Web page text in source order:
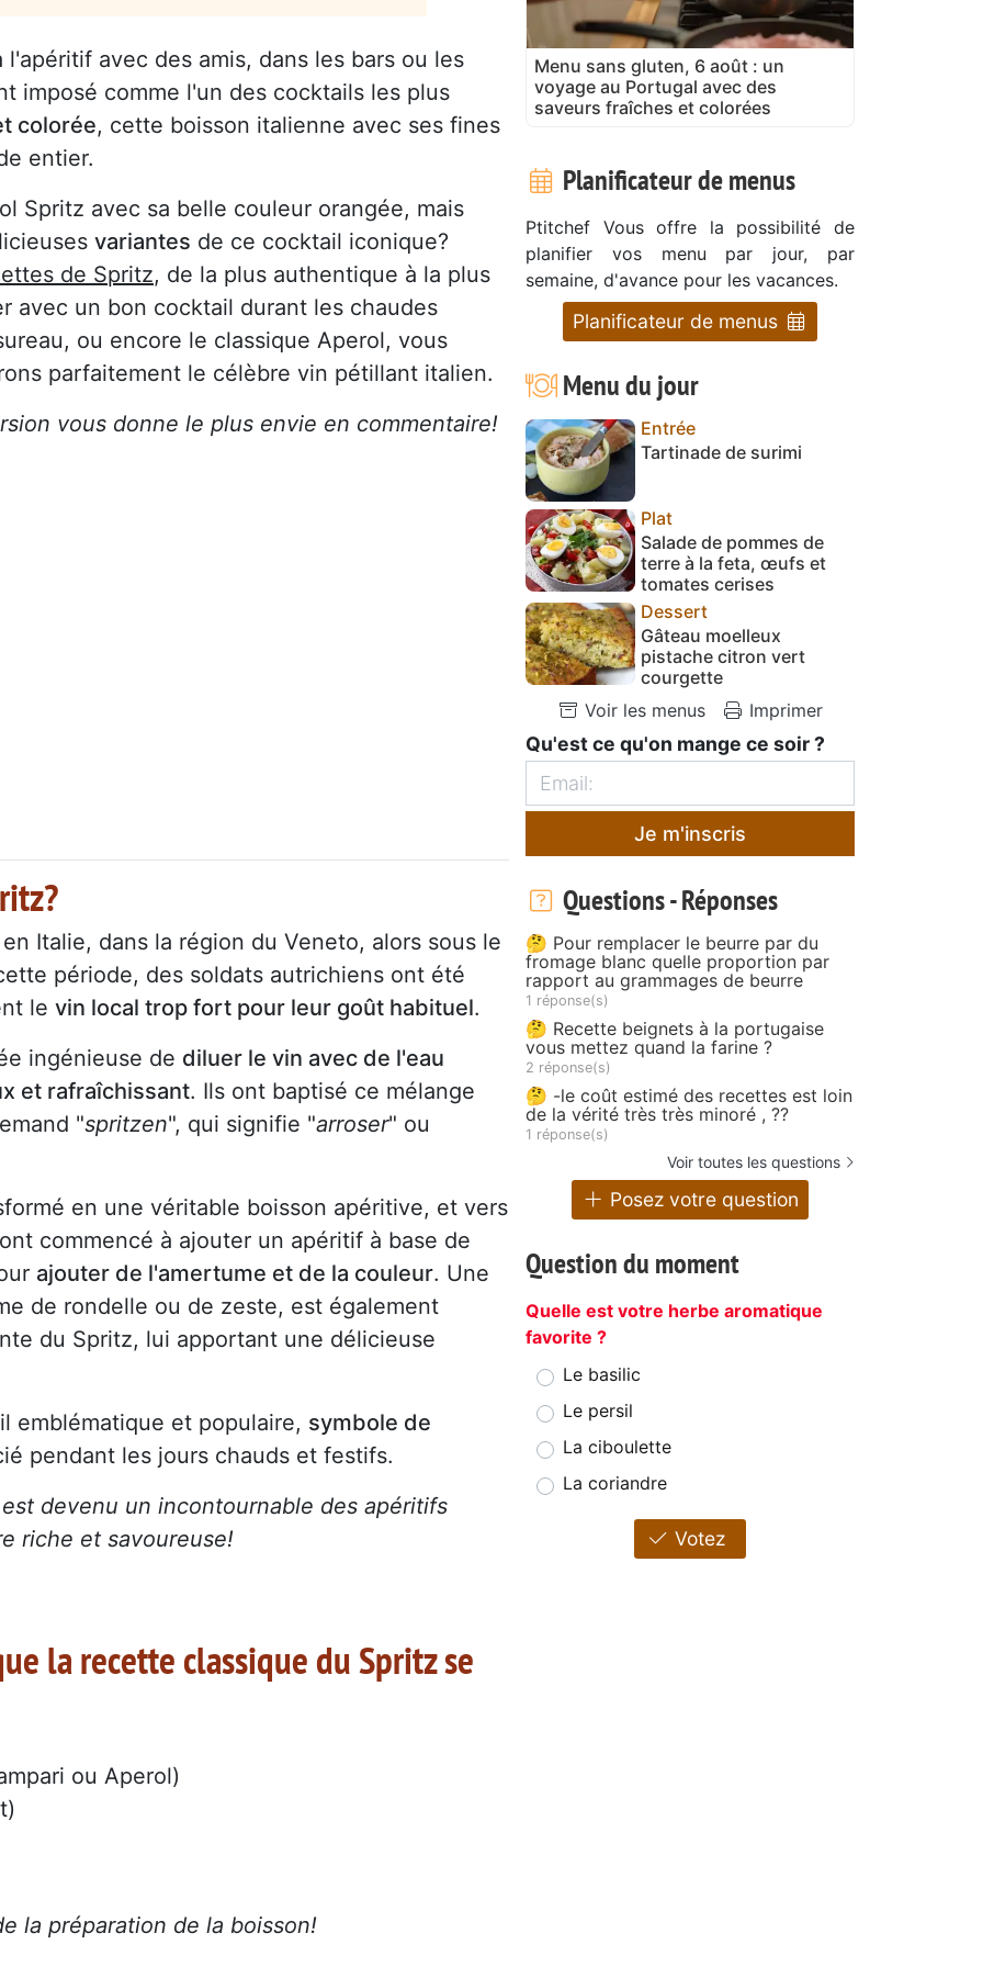
avec des amis, dans les bars ou les
imposé comme l'un des cocktails les plus
colorée, cette boisson italienne avec ses fines
entier.
Spritz avec sa belle couleur orangée, mais
variantes de ce cocktail iconique?
de Spritz, de la plus authentique à la plus
avec un bon cocktail durant les chaudes
ou encore le classique Aperol, vous
parfaitement le célèbre vin pétillant italien.
vous donne le plus envie en commentaire!
Italie, dans la région du Veneto, alors sous le
période, des soldats autrichiens ont été
le vin local trop fort pour leur goût habituel.
ingénieuse de diluer le vin avec de l'eau
et rafraîchissant. Ils ont baptisé ce mélange
"spritzen", qui signifie "arroser" ou
en une véritable boisson apéritive, et vers
commencé à ajouter un apéritif à base de
ajouter de l'amertume et de la couleur. Une
de rondelle ou de zeste, est également
du Spritz, lui apportant une délicieuse
emblématique et populaire, symbole de
pendant les jours chauds et festifs.
devenu un incontournable des apéritifs
riche et savoureuse!
la recette classique du Spritz se
ou Aperol)
la préparation de la boisson!
Menu sans gluten, 6 août : un
voyage au Portugal avec des
saveurs fraîches et colorées
Planificateur de menus
Ptitchef Vous offre la possibilité de
planifier vos menu par jour, par
semaine, d'avance pour les vacances.
Planificateur de menus
Menu du jour
Entrée
Tartinade de surimi
Plat
Salade de pommes de
terre à la feta, œufs et
tomates cerises
Dessert
Gâteau moelleux
pistache citron vert
courgette
Voir les menus
Imprimer
Qu'est ce qu'on mange ce soir ?
Je m'inscris
Questions - Réponses
🤔 Pour remplacer le beurre par du
fromage blanc quelle proportion par
rapport au grammages de beurre
1 réponse(s)
🤔 Recette beignets à la portugaise
vous mettez quand la farine ?
2 réponse(s)
🤔 -le coût estimé des recettes est loin
de la vérité très très minoré , ??
1 réponse(s)
Voir toutes les questions
Posez votre question
Question du moment
Quelle est votre herbe aromatique
favorite ?
Le basilic
Le persil
La ciboulette
La coriandre
Votez